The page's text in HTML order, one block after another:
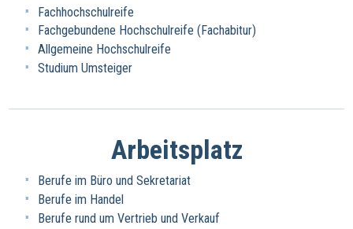
Fachhochschulreife
Fachgebundene Hochschulreife (Fachabitur)
Allgemeine Hochschulreife
Studium Umsteiger
Arbeitsplatz
Berufe im Büro und Sekretariat
Berufe im Handel
Berufe rund um Vertrieb und Verkauf